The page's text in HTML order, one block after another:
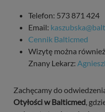
Telefon: 573 871 424
Email:
Cennik Balticmed
Wizytę można
Znany Lekarz:
Zachęcamy do
Otyłości w Balticmed,